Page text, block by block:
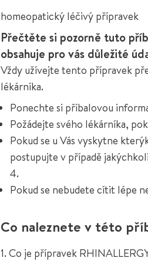
homeopatický léčivý přípravek
Přečtěte si pozorně tuto
obsahuje pro vás důležité
Vždy užívejte tento přípravek
lékárníka.
Ponechte si příbalovou
Požádejte svého lékárníka,
Pokud se u Vás vyskytne
postupujte v případě
4.
Pokud se nebudete cítit lépe
Co naleznete v této
1. Co je přípravek